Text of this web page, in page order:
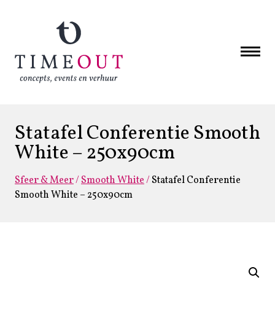
Statafel Conferentie Smooth
White – 250x90cm
Sfeer & Meer/Smooth White/Statafel Conferentie
Smooth White – 250x90cm